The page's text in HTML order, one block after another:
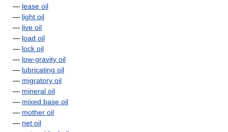
— lease oil
— light oil
— live oil
— load oil
— lock oil
— low-gravity oil
— lubricating oil
— migratory oil
— mineral oil
— mixed base oil
— mother oil
— net oil